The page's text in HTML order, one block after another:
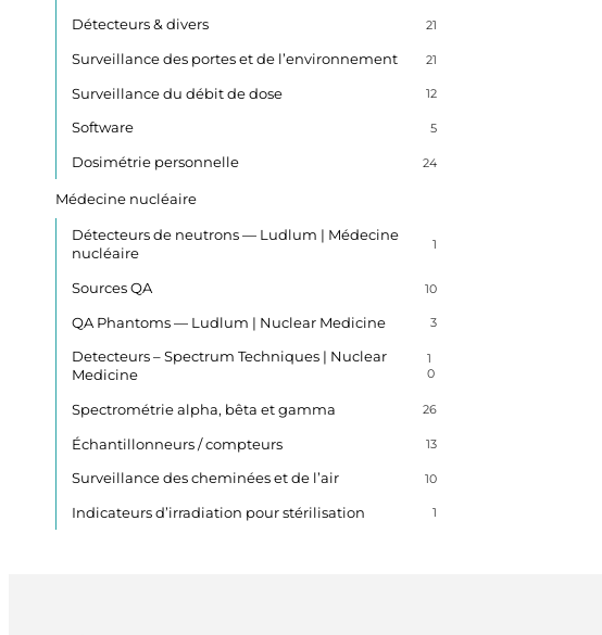
Détecteurs & divers 21
Surveillance des portes et de l’environnement 21
Surveillance du débit de dose 12
Software 5
Dosimétrie personnelle 24
Médecine nucléaire
Détecteurs de neutrons — Ludlum | Médecine
nucléaire
1
Sources QA 10
QA Phantoms — Ludlum | Nuclear Medicine 3
Detecteurs – Spectrum Techniques | Nuclear
Medicine
1
0
Spectrométrie alpha, bêta et gamma 26
Échantillonneurs / compteurs 13
Surveillance des cheminées et de l’air 10
Indicateurs d’irradiation pour stérilisation 1